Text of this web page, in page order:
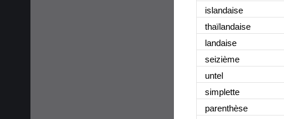
islandaise
thaïlandaise
landaise
seizième
untel
simplette
parenthèse